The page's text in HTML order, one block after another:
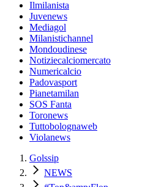
Ilmilanista
Juvenews
Mediagol
Milanistichannel
Mondoudinese
Notiziecalciomercato
Numericalcio
Padovasport
Pianetamilan
SOS Fanta
Toronews
Tuttobolognaweb
Violanews
Golssip
NEWS